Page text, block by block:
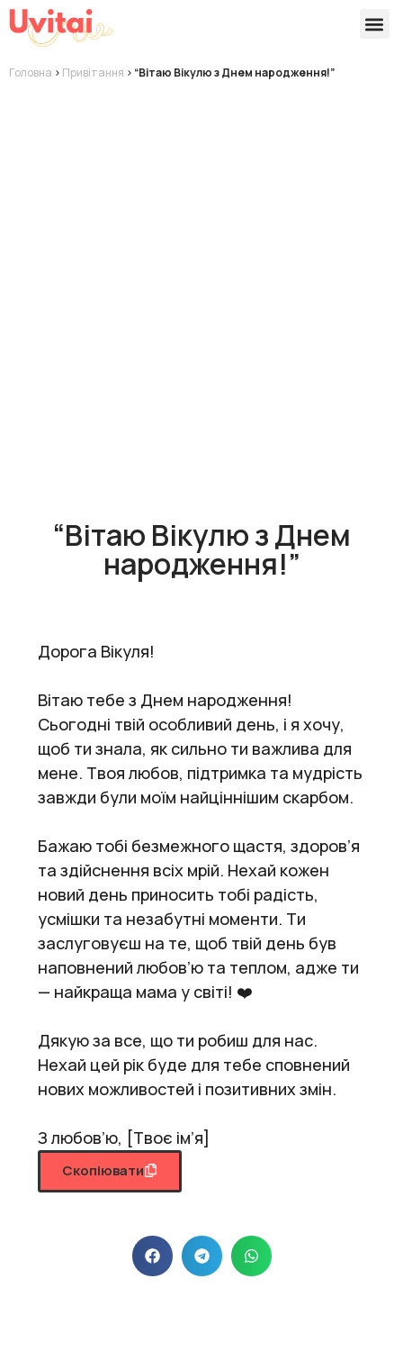
Головна > Привітання > “Вітаю Вікулю з Днем народження!”
“Вітаю Вікулю з Днем
народження!”
Дорога Вікуля!
Вітаю тебе з Днем народження!
Сьогодні твій особливий день, і я хочу,
щоб ти знала, як сильно ти важлива для
мене. Твоя любов, підтримка та мудрість
завжди були моїм найціннішим скарбом.
Бажаю тобі безмежного щастя, здоров’я
та здійснення всіх мрій. Нехай кожен
новий день приносить тобі радість,
усмішки та незабутні моменти. Ти
заслуговуєш на те, щоб твій день був
наповнений любов’ю та теплом, адже ти
— найкраща мама у світі! ❤️
Дякую за все, що ти робиш для нас.
Нехай цей рік буде для тебе сповнений
нових можливостей і позитивних змін.
З любов’ю, [Твоє ім’я]
Скопіювати